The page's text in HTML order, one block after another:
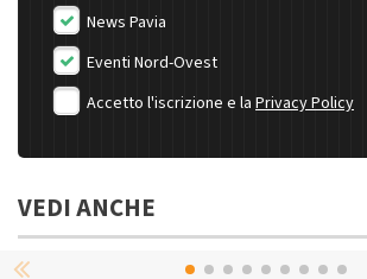
News Pavia
Eventi Nord-Ovest
Accetto l'iscrizione e la Privacy Policy
VEDI ANCHE